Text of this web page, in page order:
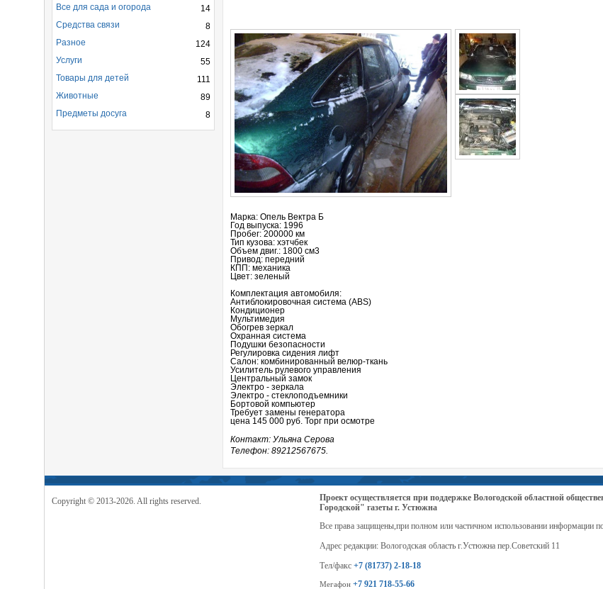
Марка: Опель Вектра Б
Год выпуска: 1996
Пробег: 200000 км
Тип кузова: хэтчбек
Объем двиг.: 1800 см3
Привод: передний
КПП: механика
Цвет: зеленый
Комплектация автомобиля:
Антиблокировочная система (ABS)
Кондиционер
Мультимедия
Обогрев зеркал
Охранная система
Подушки безопасности
Регулировка сидения лифт
Салон: комбинированный велюр-ткань
Усилитель рулевого управления
Центральный замок
Электро - зеркала
Электро - стеклоподъемники
Бортовой компьютер
Требует замены генератора
цена 145 000 руб. Торг при осмотре
Контакт: Ульяна Серова
Телефон: 89212567675.
14
Все для сада и огорода
8
Средства связи
124
Разное
55
Услуги
111
Товары для детей
89
Животные
8
Предметы досуга
Copyright © 2013-2026. All rights reserved.
Проект осуществляется при поддержке Вологодской областной
Городской" газеты г. Устюжна
Все права защищены,при полном или частичном использовании информации
Адрес редакции: Вологодская область г.Устюжна пер.Советский 11
Тел/факс +7 (81737) 2-18-18
Мегафон +7 921 718-55-66